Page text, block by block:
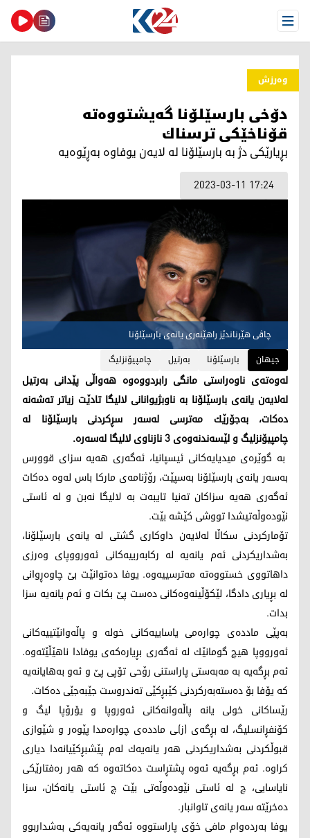
Open Menu
وەرزش
دۆخی بارسێلۆنا گه‌یشتووه‌ته‌
قۆناخێكی ترسناك
بڕیارێكی دژ به‌ بارسێلۆنا له‌ لایه‌ن یوفاوه‌ به‌ڕێوه‌یه‌
2023-03-11 17:24
چاڤی هێرناندێز راهێنه‌ری یانه‌ی بارسێلۆنا
جیهان
بارسێلۆنا به‌رتیل چامپیۆنزلیگ
له‌وه‌ته‌ی ناوه‌راستی مانگی رابردووه‌وه‌ هه‌واڵی پێدانی به‌رتیل
له‌لایه‌ن یانه‌ی بارسێلۆنا به‌ ناوبژیوانانی لالیگا تادێت زیاتر ته‌شه‌نه‌
ده‌كات، به‌جۆرێك مه‌ترسی له‌سه‌ر سڕكردنی بارسێلۆنا له‌
چامپیۆنزلیگ و لێسه‌ندنه‌وه‌ی 3 نازناوی لالیگا له‌سه‌ره‌.
به‌ گوێره‌ی میدیایه‌كانی ئیسپانیا، ئه‌گه‌ری هه‌یه‌ سزای قوورس
به‌سه‌ر یانه‌ی بارسێلۆنا به‌سپێت، رۆژنامه‌ی ماركا باس له‌وه‌ ده‌كات
ئه‌گه‌ری هه‌یه‌ سزاكان ته‌نیا تایبه‌ت به‌ لالیگا نه‌بن و له‌ ئاستی
نێوده‌وڵه‌تیشدا تووشی كێشه‌ بێت.
تۆماركردنی سكاڵا له‌لایه‌ن داوكاری گشتی له یانه‌ی بارسێلۆنا،
به‌شداریكردنی ئه‌م یانه‌یه‌ له‌ ركابه‌رییه‌كانی ئه‌ورووپای وه‌رزی
داهاتووی خستووه‌ته‌ مه‌ترسییه‌وه‌. یوفا ده‌توانێت بێ چاوه‌ڕوانی
له‌ بڕیاری دادگا، لێكۆڵینه‌وه‌كانی ده‌ست پێ بكات و ئه‌م یانه‌یه‌ سزا
بدات.
به‌پێی مادده‌ی چواره‌می یاساییه‌كانی خوله‌ و پاڵه‌وانێتییه‌كانی
ئه‌ورووپا هیچ گومانێك له‌ ئه‌گه‌ری بڕیاره‌كه‌ی یوفادا ناهێڵێته‌وه‌.
ئه‌م بڕگه‌یه‌ به‌ مه‌به‌ستی پاراستنی رۆحی تۆپی پێ و ئه‌و به‌هایانه‌یه‌
كه‌ یۆفا بۆ ده‌سته‌به‌ركردنی كێبڕكێی ته‌ندروست جێبه‌جێی ده‌كات.
رێساكانی خولی یانه‌ پاڵه‌وانه‌كانی ئه‌وروپا و یۆرۆپا لیگ و
كۆنفڕانسلیگ، له‌ بڕگه‌ی (ز)ـی مادده‌ی چواره‌مدا پێوه‌ر و شێوازی
قبوڵكردنی به‌شداریكردنی هه‌ر یانه‌یه‌ك له‌م پێشبڕكێیانه‌دا دیاری
كراوه‌. ئه‌م بڕگه‌یه‌ ئه‌وه‌ پشتڕاست ده‌كاته‌وه‌ كه‌ هه‌ر ره‌فتارێكی
نایاسایی، چ له‌ ئاستی نێوده‌وڵه‌تی بێت چ ئاستی یانه‌كان، سزا
ده‌خرێته‌ سه‌ر یانه‌ی تاوانبار.
یوفا به‌رده‌وام مافی خۆی پاراستووه‌ ئه‌گه‌ر یانه‌یه‌كی به‌شداربوو